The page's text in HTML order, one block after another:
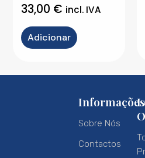
33,00 € incl. IVA
Adicionar
Informações
Sobre Nós
Contactos